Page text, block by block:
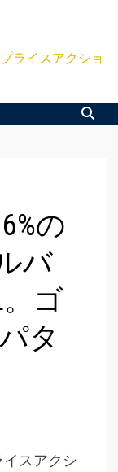
ライスアクショ
の
バ
。ゴ
タ
スアクシ